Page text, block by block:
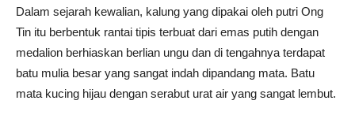
Dalam sejarah kewalian, kalung yang dipakai oleh putri Ong
Tin itu berbentuk rantai tipis terbuat dari emas putih dengan
medalion berhiaskan berlian ungu dan di tengahnya terdapat
batu mulia besar yang sangat indah dipandang mata. Batu
mata kucing hijau dengan serabut urat air yang sangat lembut.